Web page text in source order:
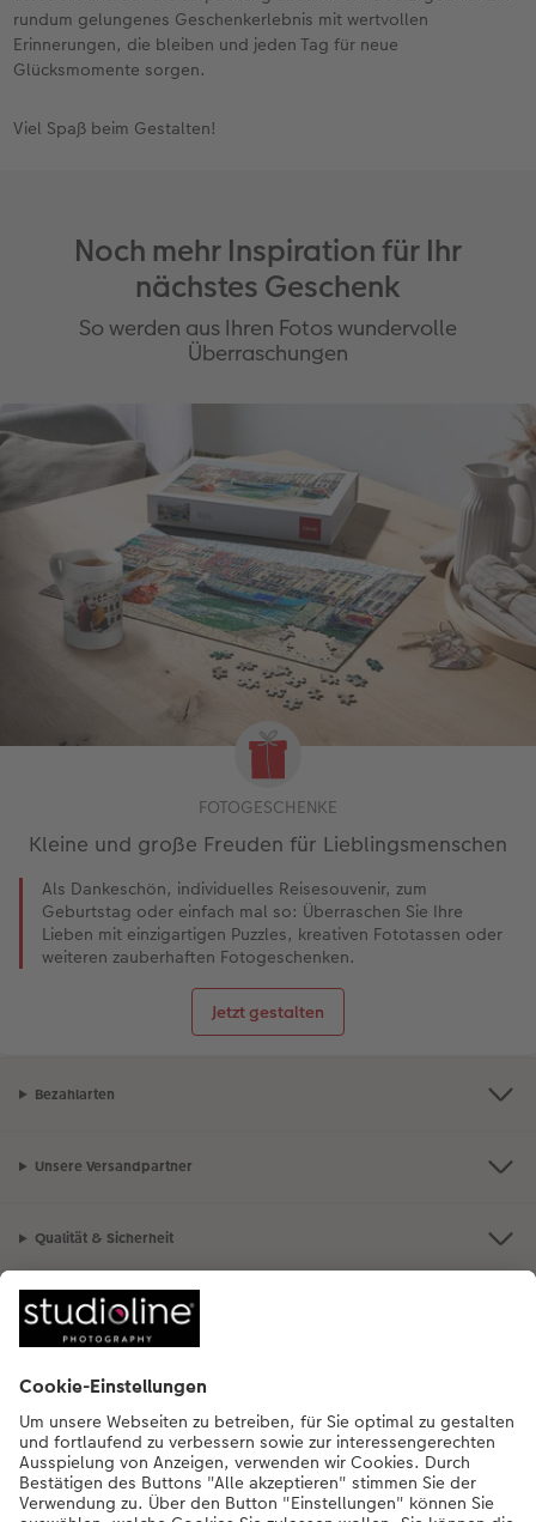
rundum gelungenes Geschenkerlebnis mit wertvollen
Erinnerungen, die bleiben und jeden Tag für neue
Glücksmomente sorgen.
Viel Spaß beim Gestalten!
Noch mehr Inspiration für Ihr
nächstes Geschenk
So werden aus Ihren Fotos wundervolle
Überraschungen
FOTOGESCHENKE
Kleine und große Freuden für Lieblingsmenschen
Als Dankeschön, individuelles Reisesouvenir, zum
Geburtstag oder einfach mal so: Überraschen Sie Ihre
Lieben mit einzigartigen Puzzles, kreativen Fototassen oder
weiteren zauberhaften Fotogeschenken.
Jetzt gestalten
Bezahlarten
Unsere Versandpartner
Qualität & Sicherheit
Nachhaltigkeit bei CEWE
Mein Fotoservice
Informationen